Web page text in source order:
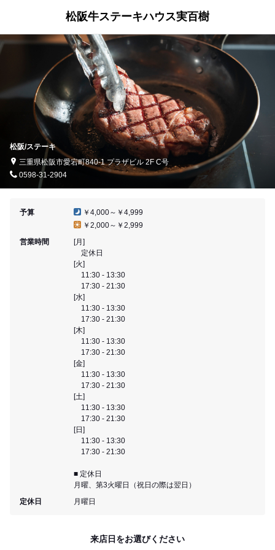
松阪牛ステーキハウス実百樹
松阪/ステーキ
三重県松阪市愛宕町840-1 プラザビル 2F C号
0598-31-2904
予算
￥4,000～￥4,999
￥2,000～￥2,999
営業時間
[月]
定休日
[火]
11:30 - 13:30
17:30 - 21:30
[水]
11:30 - 13:30
17:30 - 21:30
[木]
11:30 - 13:30
17:30 - 21:30
[金]
11:30 - 13:30
17:30 - 21:30
[土]
11:30 - 13:30
17:30 - 21:30
[日]
11:30 - 13:30
17:30 - 21:30
■ 定休日
月曜、第3火曜日（祝日の際は翌日）
定休日
月曜日
来店日をお選びください